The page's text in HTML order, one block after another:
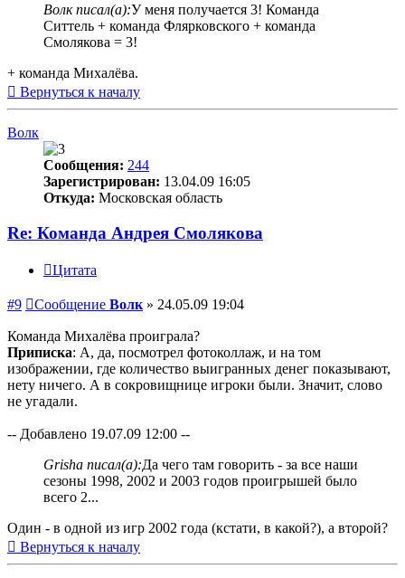
Волк писал(а):У меня получается 3! Команда
Ситтель + команда Флярковского + команда
Смолякова = 3!
+ команда Михалёва.
Вернуться к началу
Волк
Сообщения: 244
Зарегистрирован: 13.04.09 16:05
Откуда: Московская область
Re: Команда Андрея Смолякова
Цитата
#9 Сообщение Волк » 24.05.09 19:04
Команда Михалёва проиграла?
Приписка: А, да, посмотрел фотоколлаж, и на том
изображении, где количество выигранных денег показывают,
нету ничего. А в сокровищнице игроки были. Значит, слово
не угадали.
-- Добавлено 19.07.09 12:00 --
Grisha писал(а):Да чего там говорить - за все наши
сезоны 1998, 2002 и 2003 годов проигрышей было
всего 2...
Один - в одной из игр 2002 года (кстати, в какой?), а второй?
Вернуться к началу